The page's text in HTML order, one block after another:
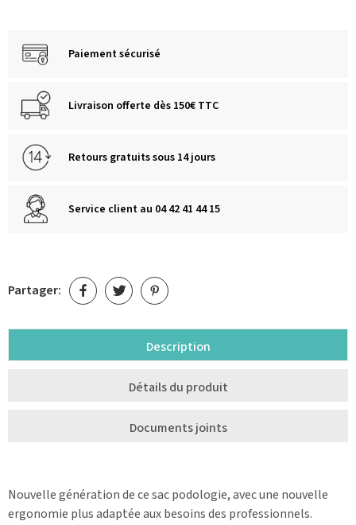
Paiement sécurisé
Livraison offerte dès 150€ TTC
Retours gratuits sous 14 jours
Service client au 04 42 41 44 15
Partager:
Description
Détails du produit
Documents joints
Nouvelle génération de ce sac podologie, avec une nouvelle
ergonomie plus adaptée aux besoins des professionnels.